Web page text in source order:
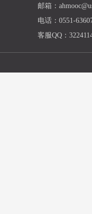
邮箱：
电话：0551-
客服QQ：